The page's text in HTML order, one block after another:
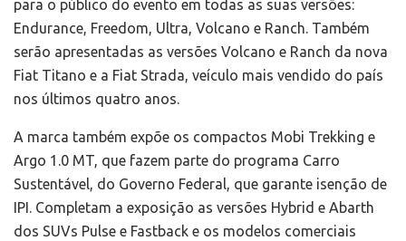
para o público do evento em todas as suas versões:
Endurance, Freedom, Ultra, Volcano e Ranch. Também
serão apresentadas as versões Volcano e Ranch da nova
Fiat Titano e a Fiat Strada, veículo mais vendido do país
nos últimos quatro anos.
A marca também expõe os compactos Mobi Trekking e
Argo 1.0 MT, que fazem parte do programa Carro
Sustentável, do Governo Federal, que garante isenção de
IPI. Completam a exposição as versões Hybrid e Abarth
dos SUVs Pulse e Fastback e os modelos comerciais